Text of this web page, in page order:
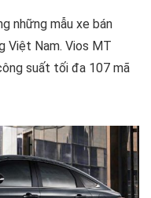
những mẫu xe bán
Việt Nam. Vios MT
suất tối đa 107 mã